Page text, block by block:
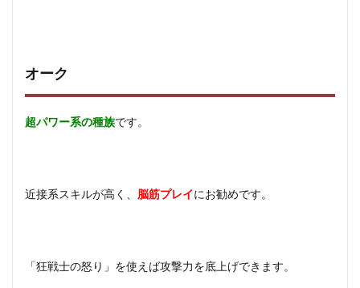
オーク
超パワー系の種族です。
近接系スキルが高く、 脳筋プレイ にお勧めです。
「狂戦士の怒り」を使えば攻撃力を底上げできます。